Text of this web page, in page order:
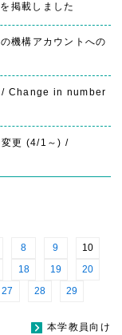
掲載しました
機構アカウントへの
/ Change in number
変更 (4/1～) /
8 9
10
18 19
20
27 28
29
本学教員向け